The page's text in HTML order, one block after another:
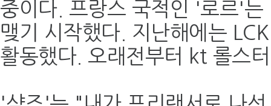
중이다. 프랑스 국적인 '로르'
맺기 시작했다. 지난해에는
활동했다. 오래전부터 kt 롤스